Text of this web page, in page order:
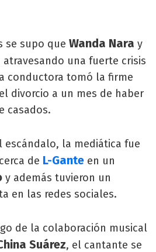
se supo que Wanda Nara y
atravesando una fuerte crisis
conductora tomó la firme
divorcio a un mes de haber
casados.
escándalo, la mediática fue
de L-Gante en un
y además tuvieron un
en las redes sociales.
de la colaboración musical
Suárez, el cantante se